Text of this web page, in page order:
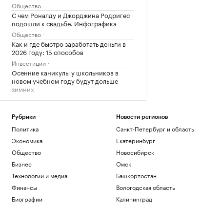
Общество
С чем Роналду и Джорджина Родригес
подошли к свадьбе. Инфографика
Общество
Как и где быстро заработать деньги в
2026 году: 15 способов
Инвестиции
Осенние каникулы у школьников в
новом учебном году будут дольше
зимних
Общество
между кофе и здоровьем печени
Подписка на РБК
Рубрики
Политика
Экономика
Общество
Бизнес
Технологии и медиа
Финансы
Биографии
Новости регионов
Санкт-Петербург и область
Екатеринбург
Новосибирск
Омск
Башкортостан
Вологодская область
Калининград